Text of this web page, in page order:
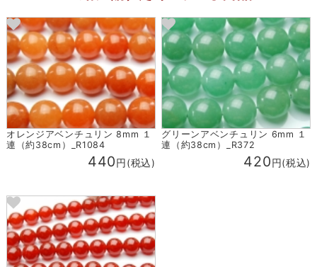
オレンジアベンチュリン 8mm １
連（約38cm）_R1084
440円(税込)
グリーンアベンチュリン 6mm １
連（約38cm）_R372
420円(税込)